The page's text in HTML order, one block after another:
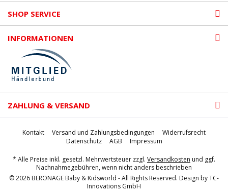
SHOP SERVICE
INFORMATIONEN
ZAHLUNG & VERSAND
Kontakt Versand und Zahlungsbedingungen
Widerrufsrecht
Datenschutz
AGB Impressum
* Alle Preise inkl. gesetzl. Mehrwertsteuer zzgl. Versandkosten und ggf.
Nachnahmegebühren, wenn nicht anders beschrieben
© 2026 BERONAGE Baby & Kidsworld - All Rights Reserved. Design byTC-
Innovations GmbH